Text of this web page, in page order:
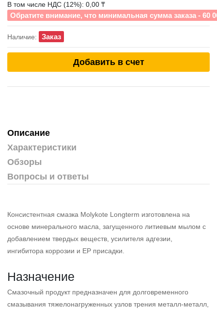
В том числе НДС (12%): 0,00 ₸
Обратите внимание, что минимальная сумма заказа - 60
Наличие: Заказ
Добавить в счет
Описание
Характеристики
Обзоры
Вопросы и ответы
Консистентная смазка Molykote Longterm изготовлена на
основе минерального масла, загущенного литиевым мылом с
добавлением твердых веществ, усилителя адгезии,
ингибитора коррозии и EP присадки.
Назначение
Смазочный продукт предназначен для долговременного
смазывания тяжелонагруженных узлов трения металл-металл,